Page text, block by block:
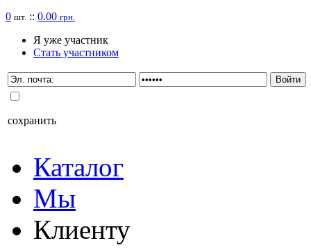
0 шт. :: 0.00 грн.
Я уже участник
Стать участником
сохранить
Каталог
Мы
Клиенту